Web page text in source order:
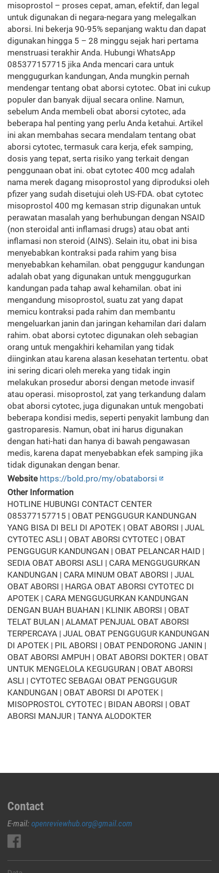
misoprostol – proses cepat, aman, efektif, dan legal
untuk digunakan di negara-negara yang melegalkan
aborsi. Ini bekerja 90-95% sepanjang waktu dan dapat
digunakan hingga 5 – 28 minggu sejak hari pertama
menstruasi terakhir Anda. Hubungi WhatsApp
085377157715 jika Anda mencari cara untuk
menggugurkan kandungan, Anda mungkin pernah
mendengar tentang obat aborsi cytotec. Obat ini cukup
populer dan banyak dijual secara online. Namun,
sebelum Anda membeli obat aborsi cytotec, ada
beberapa hal penting yang perlu Anda ketahui. Artikel
ini akan membahas secara mendalam tentang obat
aborsi cytotec, termasuk cara kerja, efek samping,
dosis yang tepat, serta risiko yang terkait dengan
penggunaan obat ini. obat cytotec 400 mcg adalah
nama merek dagang misoprostol yang diproduksi oleh
pfizer yang sudah disetujui oleh US-FDA. obat cytotec
misoprostol 400 mg kemasan strip digunakan untuk
perawatan masalah yang berhubungan dengan NSAID
(non steroidal anti inflamasi drugs) atau obat anti
inflamasi non steroid (AINS). Selain itu, obat ini bisa
menyebabkan kontraksi pada rahim yang bisa
menyebabkan kehamilan. obat penggugur kandungan
adalah obat yang digunakan untuk menggugurkan
kandungan pada tahap awal kehamilan. obat ini
mengandung misoprostol, suatu zat yang dapat
memicu kontraksi pada rahim dan membantu
mengeluarkan janin dan jaringan kehamilan dari dalam
rahim. obat aborsi cytotec digunakan oleh sebagian
orang untuk mengakhiri kehamilan yang tidak
diinginkan atau karena alasan kesehatan tertentu. obat
ini sering dicari oleh mereka yang tidak ingin
melakukan prosedur aborsi dengan metode invasif
atau operasi. misoprostol, zat yang terkandung dalam
obat aborsi cytotec, juga digunakan untuk mengobati
beberapa kondisi medis, seperti penyakit lambung dan
gastroparesis. Namun, obat ini harus digunakan
dengan hati-hati dan hanya di bawah pengawasan
medis, karena dapat menyebabkan efek samping jika
tidak digunakan dengan benar.
Website https://bold.pro/my/obataborsi
Other Information
HOTLINE HUBUNGI CONTACT CENTER
085377157715 | OBAT PENGGUGUR KANDUNGAN
YANG BISA DI BELI DI APOTEK | OBAT ABORSI | JUAL
CYTOTEC ASLI | OBAT ABORSI CYTOTEC | OBAT
PENGGUGUR KANDUNGAN | OBAT PELANCAR HAID |
SEDIA OBAT ABORSI ASLI | CARA MENGGUGURKAN
KANDUNGAN | CARA MINUM OBAT ABORSI | JUAL
OBAT ABORSI | HARGA OBAT ABORSI CYTOTEC DI
APOTEK | CARA MENGGUGURKAN KANDUNGAN
DENGAN BUAH BUAHAN | KLINIK ABORSI | OBAT
TELAT BULAN | ALAMAT PENJUAL OBAT ABORSI
TERPERCAYA | JUAL OBAT PENGGUGUR KANDUNGAN
DI APOTEK | PIL ABORSI | OBAT PENDORONG JANIN |
OBAT ABORSI AMPUH | OBAT ABORSI DOKTER | OBAT
UNTUK MENGELOLA KEGUGURAN | OBAT ABORSI
ASLI | CYTOTEC SEBAGAI OBAT PENGGUGUR
KANDUNGAN | OBAT ABORSI DI APOTEK |
MISOPROSTOL CYTOTEC | BIDAN ABORSI | OBAT
ABORSI MANJUR | TANYA ALODOKTER
Contact
E-mail: openreviewhub.org@gmail.com